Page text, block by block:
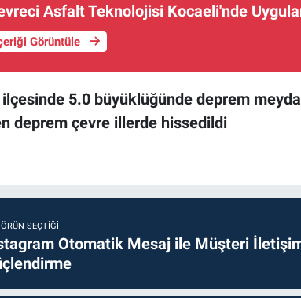
Asfalt Teknolojisi Kocaeli'nde
Görüntüle
ilçesinde 5.0 büyüklüğünde deprem
deprem çevre illerde hissedildi
SEÇTIĞI
Otomatik Mesaj ile Müşteri